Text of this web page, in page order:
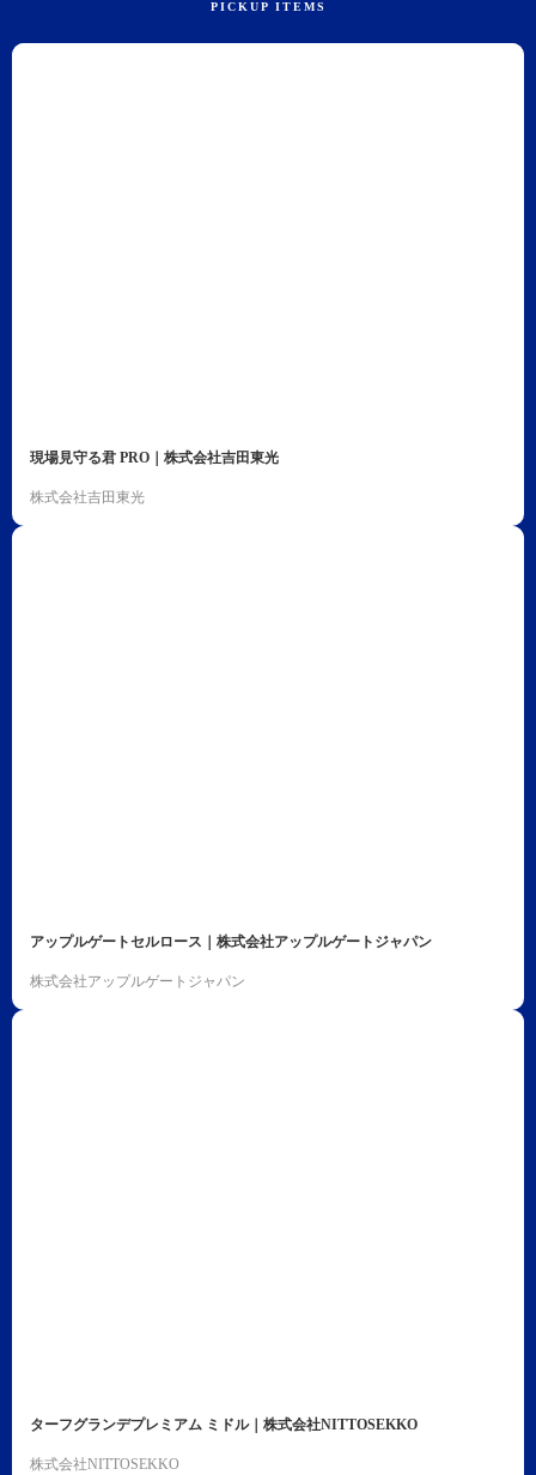
現場見守る君 PRO｜株式会社吉田東光
株式会社吉田東光
アップルゲートセルロース｜株式会社アップルゲートジャパン
株式会社アップルゲートジャパン
ターフグランデプレミアム ミドル｜株式会社NITTOSEKKO
株式会社NITTOSEKKO